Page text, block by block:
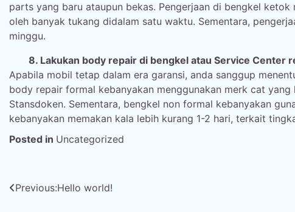
parts yang baru ataupun bekas. Pengerjaan di bengkel
oleh banyak tukang didalam satu waktu. Sementara,
minggu.
8. Lakukan body repair di bengkel atau Service Center
Apabila mobil tetap dalam era garansi, anda sanggup
body repair formal kebanyakan menggunakan merk cat
Stansdoken. Sementara, bengkel non formal kebanyakan
kebanyakan memakan kala lebih kurang 1-2 hari, terkait
Posted in Uncategorized
Post
Previous:Hello world!